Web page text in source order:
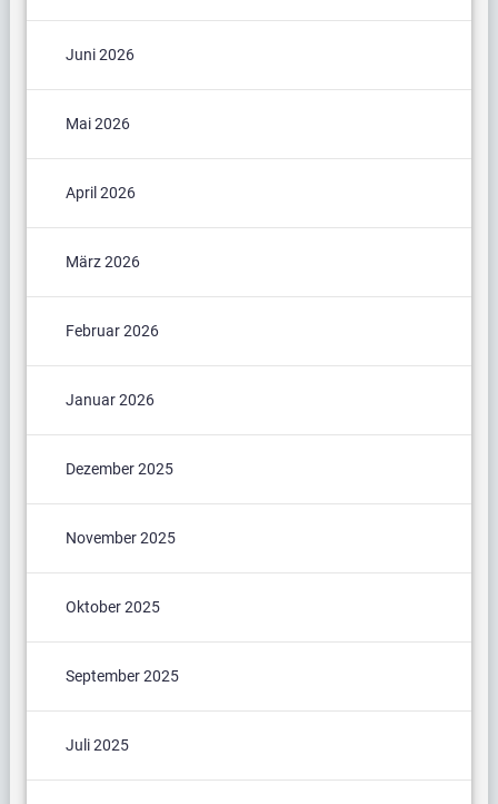
Juni 2026
Mai 2026
April 2026
März 2026
Februar 2026
Januar 2026
Dezember 2025
November 2025
Oktober 2025
September 2025
Juli 2025